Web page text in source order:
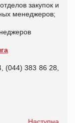
закупок и
менеджеров;
(044) 383 86 28,
Наступна